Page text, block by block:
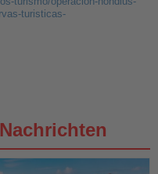
turisticas-